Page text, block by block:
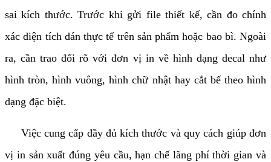
sai kích thước. Trước khi gửi file thiết kế, cần đo chính
xác diện tích dán thực tế trên sản phẩm hoặc bao bì. Ngoài
ra, cần trao đổi rõ với đơn vị in về hình dạng decal như
hình tròn, hình vuông, hình chữ nhật hay cắt bế theo hình
dạng đặc biệt.
Việc cung cấp đầy đủ kích thước và quy cách giúp đơn
vị in sản xuất đúng yêu cầu, hạn chế lãng phí thời gian và